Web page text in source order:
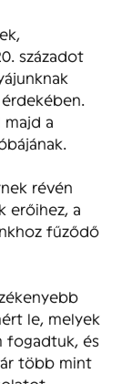
századot
majd a
révén
erőihez, a
fűződő
le, melyek
fogadtuk, és
több mint